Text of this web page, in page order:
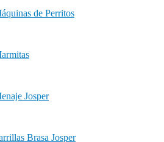
de Perritos
Josper
Brasa Josper